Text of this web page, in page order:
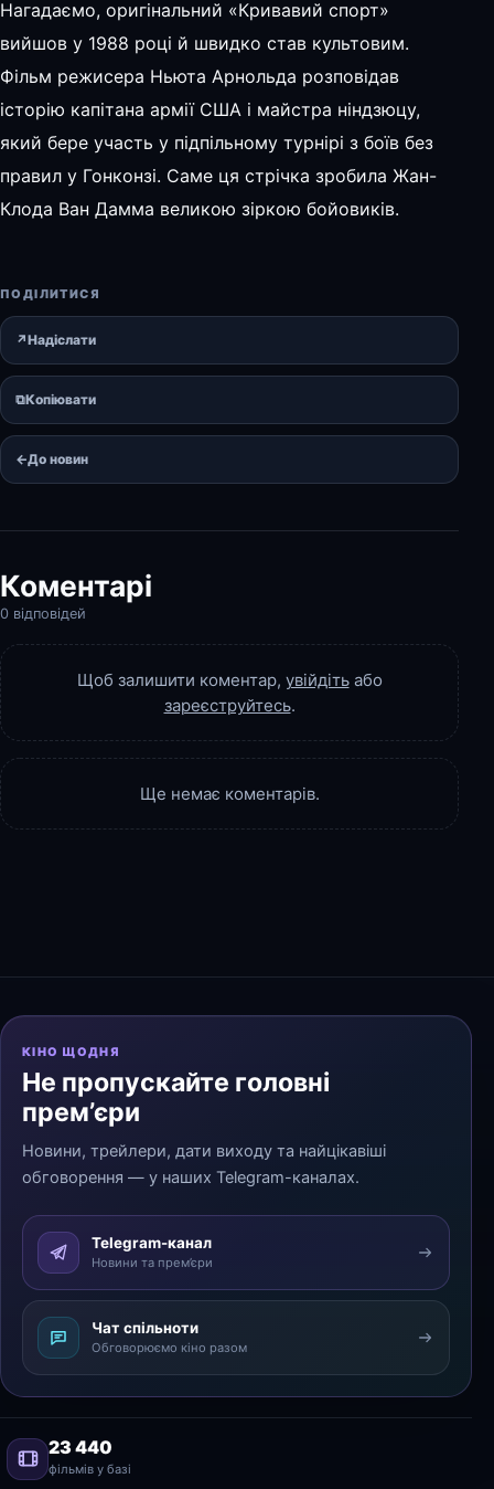
Нагадаємо, оригінальний «Кривавий спорт»
вийшов у 1988 році й швидко став культовим.
Фільм режисера Ньюта Арнольда розповідав
історію капітана армії США і майстра ніндзюцу,
який бере участь у підпільному турнірі з боїв без
правил у Гонконзі. Саме ця стрічка зробила Жан-
Клода Ван Дамма великою зіркою бойовиків.
ПОДІЛИТИСЯ
↗Надіслати
⧉Копіювати
←До новин
Коментарі
0 відповідей
Щоб залишити коментар, увійдітьабо
зареєструйтесь.
Ще немає коментарів.
КІНО ЩОДНЯ
Не пропускайте головні
прем’єри
Новини, трейлери, дати виходу та найцікавіші
обговорення — у наших Telegram-каналах.
Telegram-канал
Новини та прем’єри
Чат спільноти
Обговорюємо кіно разом
23 440
фільмів у базі